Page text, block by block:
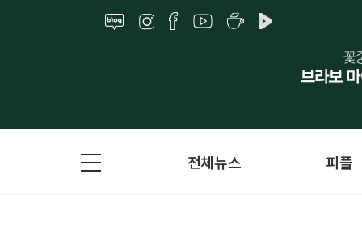
전체뉴스 피플